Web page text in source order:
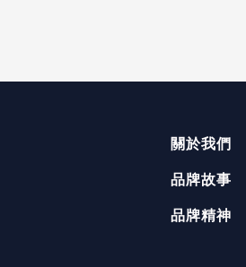
關於我們
品牌故事
品牌精神